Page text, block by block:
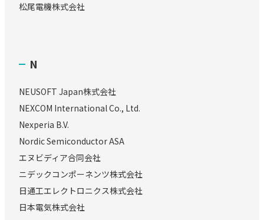
松尾電機株式会社
N
NEUSOFT Japan株式会社
NEXCOM International Co., Ltd.
Nexperia B.V.
Nordic Semiconductor ASA
エヌビディア合同会社
ニデックコンポーネンツ株式会社
日通工エレクトロニクス株式会社
日本電気株式会社